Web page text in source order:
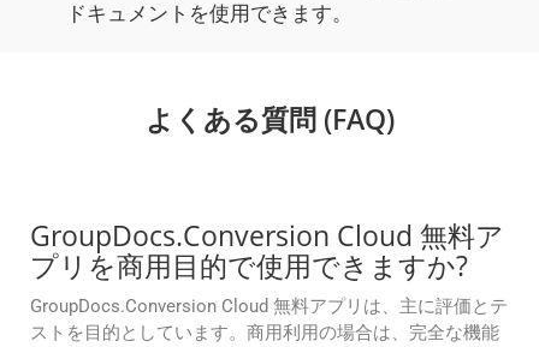
ドキュメントを使用できます。
よくある質問 (FAQ)
GroupDocs.Conversion Cloud 無料ア
プリを商用目的で使用できますか?
GroupDocs.Conversion Cloud 無料アプリは、主に評価とテ
ストを目的としています。商用利用の場合は、完全な機能